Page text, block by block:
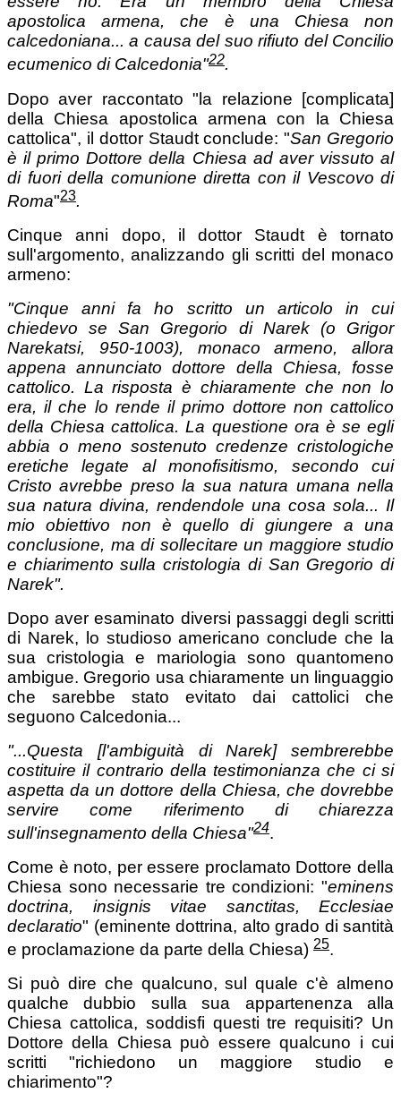
apostolica armena, che è una Chiesa non
calcedoniana... a causa del suo rifiuto del Concilio
ecumenico di Calcedonia"22.
Dopo aver raccontato "la relazione [complicata]
della Chiesa apostolica armena con la Chiesa
cattolica", il dottor Staudt conclude: "San Gregorio
è il primo Dottore della Chiesa ad aver vissuto al
di fuori della comunione diretta con il Vescovo di
Roma"23.
Cinque anni dopo, il dottor Staudt è tornato
sull'argomento, analizzando gli scritti del monaco
armeno:
"Cinque anni fa ho scritto un articolo in cui
chiedevo se San Gregorio di Narek (o Grigor
Narekatsi, 950-1003), monaco armeno, allora
appena annunciato dottore della Chiesa, fosse
cattolico. La risposta è chiaramente che non lo
era, il che lo rende il primo dottore non cattolico
della Chiesa cattolica. La questione ora è se egli
abbia o meno sostenuto credenze cristologiche
eretiche legate al monofisitismo, secondo cui
Cristo avrebbe preso la sua natura umana nella
sua natura divina, rendendole una cosa sola... Il
mio obiettivo non è quello di giungere a una
conclusione, ma di sollecitare un maggiore studio
e chiarimento sulla cristologia di San Gregorio di
Narek".
Dopo aver esaminato diversi passaggi degli scritti
di Narek, lo studioso americano conclude che la
sua cristologia e mariologia sono quantomeno
ambigue. Gregorio usa chiaramente un linguaggio
che sarebbe stato evitato dai cattolici che
seguono Calcedonia...
"...Questa [l'ambiguità di Narek] sembrerebbe
costituire il contrario della testimonianza che ci si
aspetta da un dottore della Chiesa, che dovrebbe
servire come riferimento di chiarezza
sull'insegnamento della Chiesa"24.
Come è noto, per essere proclamato Dottore della
Chiesa sono necessarie tre condizioni: "eminens
doctrina, insignis vitae sanctitas, Ecclesiae
declaratio" (eminente dottrina, alto grado di santità
e proclamazione da parte della Chiesa) 25.
Si può dire che qualcuno, sul quale c'è almeno
qualche dubbio sulla sua appartenenza alla
Chiesa cattolica, soddisfi questi tre requisiti? Un
Dottore della Chiesa può essere qualcuno i cui
scritti "richiedono un maggiore studio e
chiarimento"?